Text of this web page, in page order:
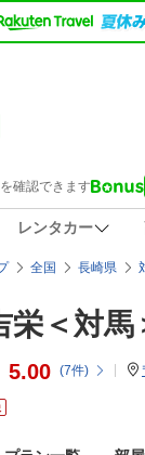
レンタカー
全国 長崎県
＜対馬
5.00 (7件)